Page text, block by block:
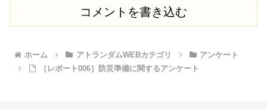
コメントを書き込む
ホーム アトランダムWEBカテゴリ
アンケート
［レポート006］防災準備に関するアンケート